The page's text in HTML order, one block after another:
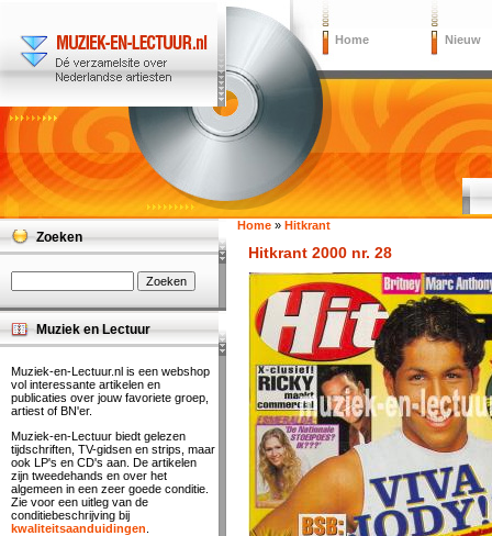
Home Nieuw
Home » Hitkrant
Hitkrant 2000 nr. 28
Zoeken
Muziek en Lectuur
Muziek-en-Lectuur.nl is een webshop
vol interessante artikelen en
publicaties over jouw favoriete groep,
artiest of BN'er.
Muziek-en-Lectuur biedt gelezen
tijdschriften, TV-gidsen en strips, maar
ook LP's en CD's aan. De artikelen
zijn tweedehands en over het
algemeen in een zeer goede conditie.
Zie voor een uitleg van de
conditiebeschrijving bij
kwaliteitsaanduidingen